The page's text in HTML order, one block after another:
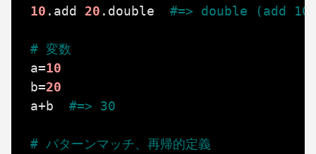
10 . add 20 . double #=> double (add 10
# 変数
a=10
b=20
a+b #=> 30
# パターンマッチ、再帰的定義